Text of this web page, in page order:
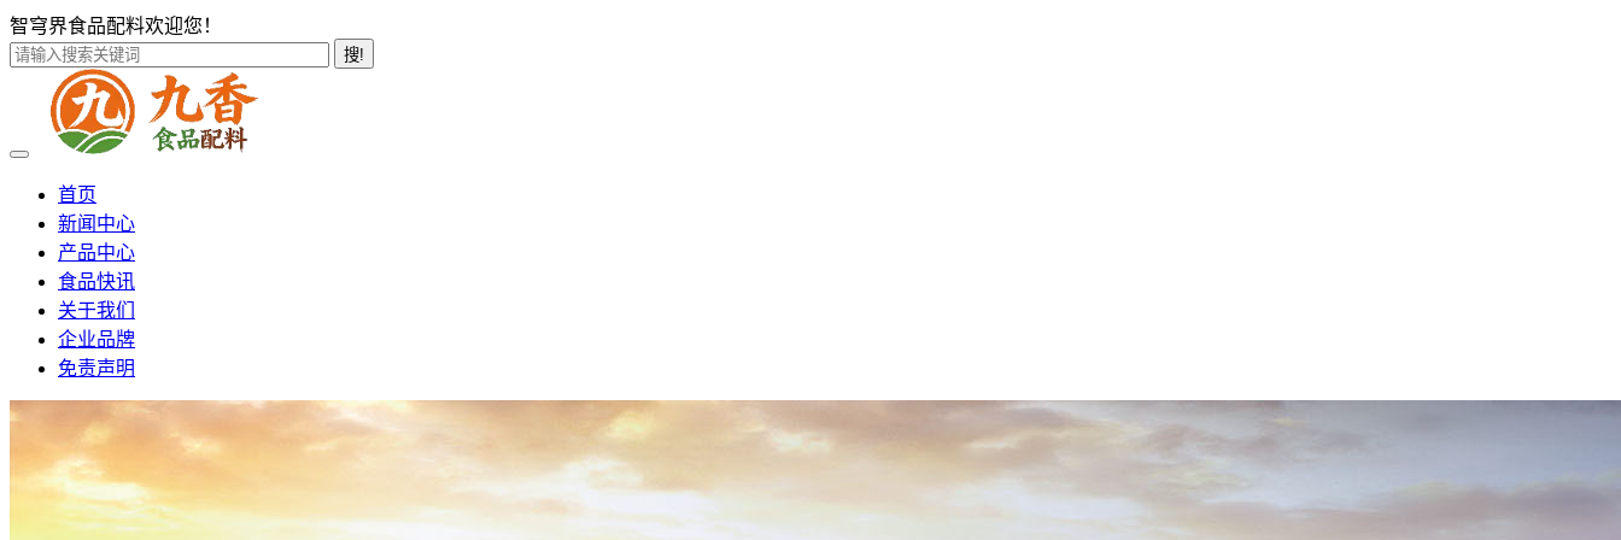
智穹界食品配料欢迎您！
搜!
首页
新闻中心
产品中心
食品快讯
关于我们
企业品牌
免责声明